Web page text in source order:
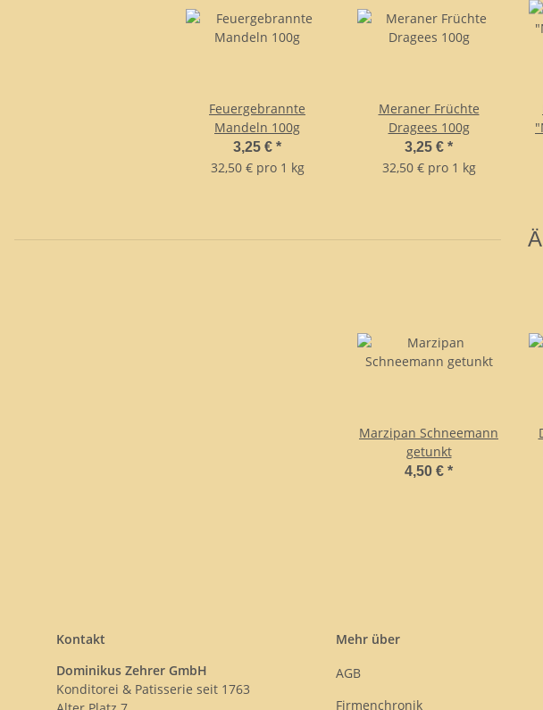
Feuergebrannte
Mandeln 100g
3,25 € *
32,50 € pro 1 kg
Meraner Früchte
Dragees 100g
3,25 € *
32,50 € pro 1 kg
Marzipan Schneemann
getunkt
4,50 € *
Kontakt
Dominikus Zehrer GmbH
Konditorei & Patisserie seit 1763
Mehr über
AGB
Firmenchronik